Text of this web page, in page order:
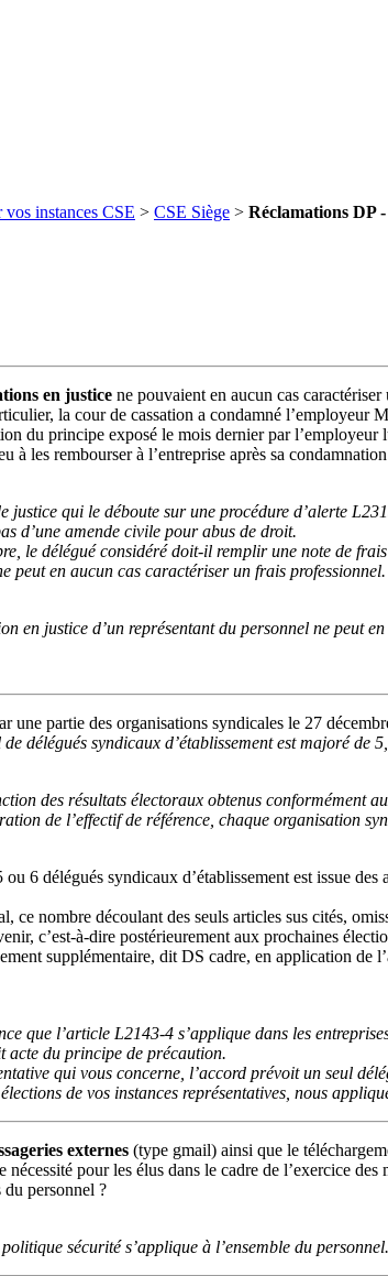
instances CSE > CSE Siège > Réclamations DP
en justice ne pouvaient en aucun cas
la cour de cassation a condamné
du principe exposé le mois dernier par l’employeur
à les rembourser à l’entreprise après sa
qui le déboute sur une procédure d’alerte
d’une amende civile pour abus de droit.
le délégué considéré doit-il remplir une note de
peut en aucun cas caractériser un frais professionnel.
en justice d’un représentant du personnel ne peut
une partie des organisations syndicales le 27
délégués syndicaux d’établissement est majoré de
des résultats électoraux obtenus conformément
de l’effectif de référence, chaque organisation
6 délégués syndicaux d’établissement est issue
ce nombre découlant des seuls articles sus cités,
c’est-à-dire postérieurement aux prochaines
supplémentaire, dit DS cadre, en application de
que l’article L2143-4 s’applique dans les
acte du principe de précaution.
qui vous concerne, l’accord prévoit un seul
de vos instances représentatives, nous
externes (type gmail) ainsi que le
pour les élus dans le cadre de l’exercice
personnel ?
sécurité s’applique à l’ensemble du